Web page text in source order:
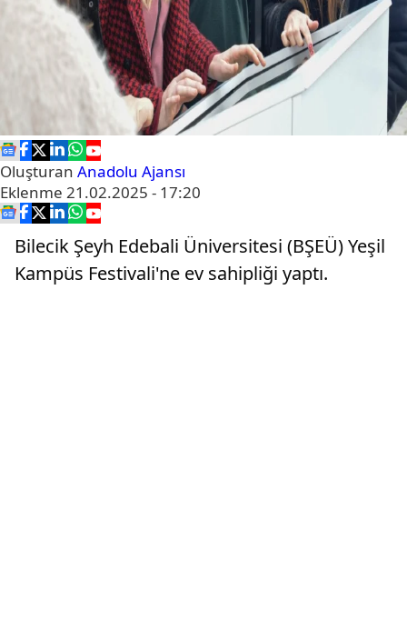
Oluşturan Anadolu Ajansı
Eklenme 21.02.2025 - 17:20
Bilecik Şeyh Edebali Üniversitesi (BŞEÜ) Yeşil
Kampüs Festivali'ne ev sahipliği yaptı.